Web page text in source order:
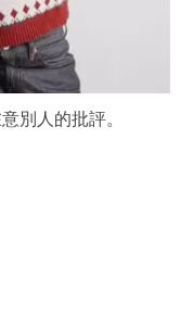
別人的批評。